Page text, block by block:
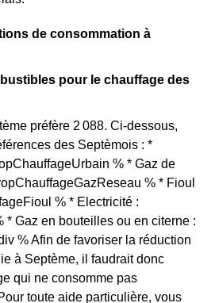
de consommation à
pour le chauffage des
préfère 2 088. Ci-dessous,
des Septèmois : *
% * Gaz de
% * Fioul
% * Electricité :
* Gaz en bouteilles ou en citerne :
% Afin de favoriser la réduction
à Septème, il faudrait donc
qui ne consomme pas
toute aide particulière, vous